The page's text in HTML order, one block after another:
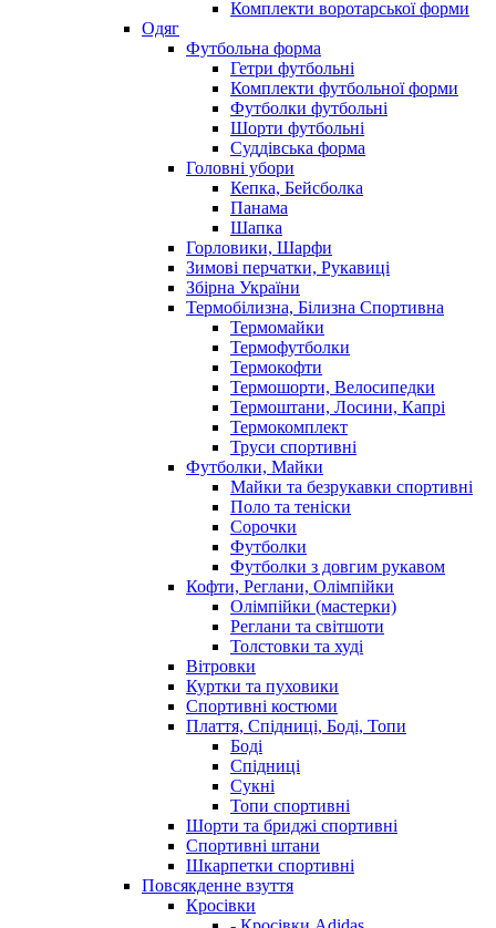
Комплекти воротарської форми
Одяг
Футбольна форма
Гетри футбольні
Комплекти футбольної форми
Футболки футбольні
Шорти футбольні
Суддівська форма
Головні убори
Кепка, Бейсболка
Панама
Шапка
Горловики, Шарфи
Зимові перчатки, Рукавиці
Збірна України
Термобілизна, Білизна Спортивна
Термомайки
Термофутболки
Термокофти
Термошорти, Велосипедки
Термоштани, Лосини, Капрі
Термокомплект
Труси спортивні
Футболки, Майки
Майки та безрукавки спортивні
Поло та теніски
Сорочки
Футболки
Футболки з довгим рукавом
Кофти, Реглани, Олімпійки
Олімпійки (мастерки)
Реглани та світшоти
Толстовки та худі
Вітровки
Куртки та пуховики
Спортивні костюми
Плаття, Спідниці, Боді, Топи
Боді
Спідниці
Сукні
Топи спортивні
Шорти та бриджі спортивні
Спортивні штани
Шкарпетки спортивні
Повсякденне взуття
Кросівки